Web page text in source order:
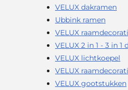
VELUX dakramen
Ubbink ramen
VELUX
VELUX 2 in 1 - 3 in 1
VELUX lichtkoepel
VELUX
VELUX gootstukken